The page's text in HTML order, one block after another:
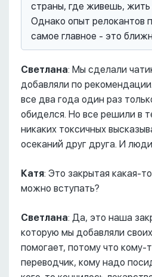
страны, где живешь,
Однако опыт релокантов
самое главное - это
Светлана: Мы сделали
добавляли по
все два года один раз
обиделся. Но все решили в
никаких токсичных
осеканий друг друга. И
Катя: Это закрытая какая-
можно вступать?
Светлана: Да, это наша
которую мы добавляли
помогает, потому что кому-
переводчик, кому надо